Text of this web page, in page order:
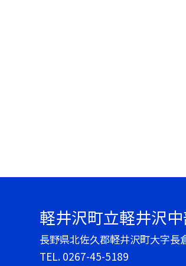
軽井沢町立軽井沢
長野県北佐久郡軽井沢町大字長
TEL. 0267-45-5189